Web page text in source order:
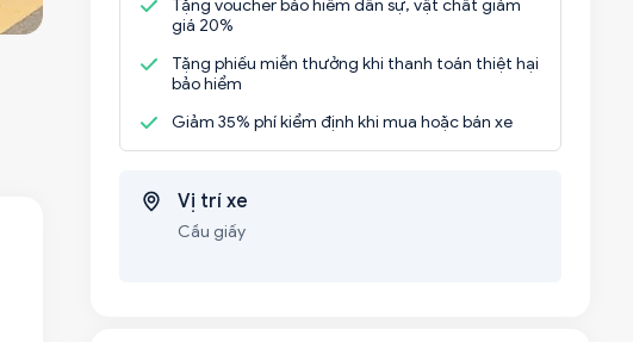
Tặng voucher bảo hiểm dân sự, vật chất giảm
giá 20%
Tặng phiếu miễn thưởng khi thanh toán thiệt hại
bảo hiểm
Giảm 35% phí kiểm định khi mua hoặc bán xe
Vị trí xe
Cầu giấy